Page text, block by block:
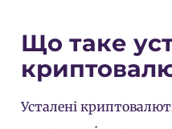
Що таке
Усталені